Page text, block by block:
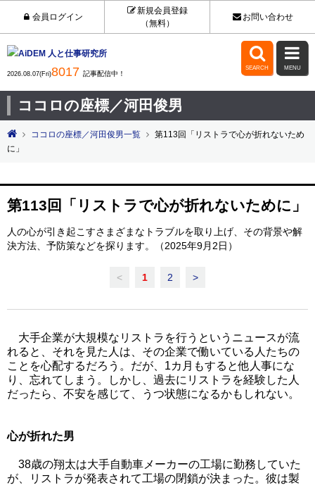
会員ログイン
新規会員登録
（無料）
お問い合わせ
2026.08.07(Fri)8017 記事配信中！

SEARCH

MENU
ココロの座標／河田俊男
ココロの座標／河田俊男一覧
第113回「リストラで心が折れないため
に」
第113回「リストラで心が折れないために」
人の心が引き起こすさまざまなトラブルを取り上げ、その背景や解
決方法、予防策などを探ります。（2025年9月2日）
< 1 2 >
大手企業が大規模なリストラを行うというニュースが流
れると、それを見た人は、その企業で働いている人たちの
ことを心配するだろう。だが、1カ月もすると他人事にな
り、忘れてしまう。しかし、過去にリストラを経験した人
だったら、不安を感じて、うつ状態になるかもしれない。
心が折れた男
38歳の翔太は大手自動車メーカーの工場に勤務していた
が、リストラが発表されて工場の閉鎖が決まった。彼は製